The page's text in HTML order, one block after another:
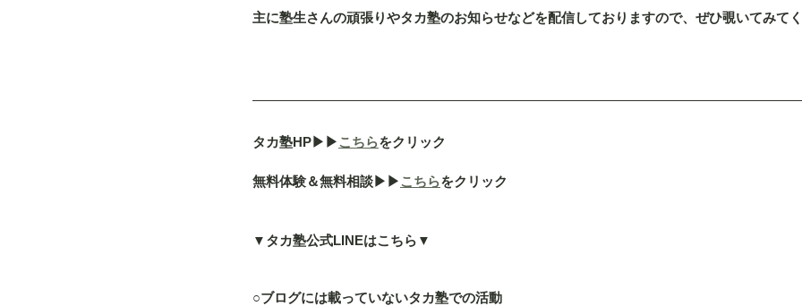
主に塾生さんの頑張りやタカ塾のお知らせなどを配信しておりますので、ぜひ覗いてみて
タカ塾HP▶︎▶︎こちらをクリック
無料体験＆無料相談▶︎▶︎こちらをクリック
▼タカ塾公式LINEはこちら▼
○ブログには載っていないタカ塾での活動